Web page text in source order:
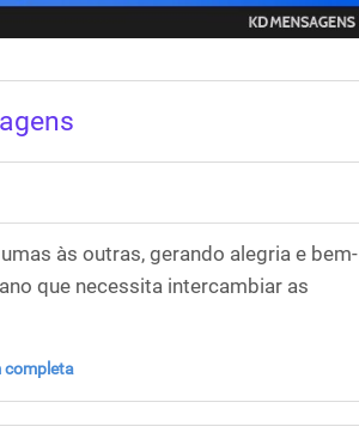
às outras, gerando alegria e bem-
que necessita intercambiar as
completa